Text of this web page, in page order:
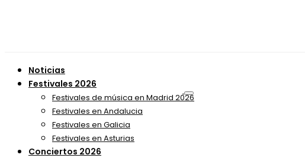
Noticias
Festivales 2026
Festivales de música en Madrid 2026
Festivales en Andalucia
Festivales en Galicia
Festivales en Asturias
Conciertos 2026